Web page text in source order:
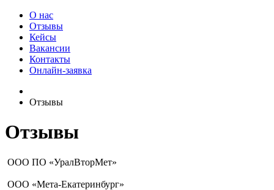
О нас
Отзывы
Кейсы
Вакансии
Контакты
Онлайн-заявка
Отзывы
Отзывы
ООО ПО «УралВторМет»
ООО «Мета-Екатеринбург»